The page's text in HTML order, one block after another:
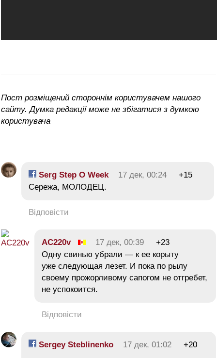
Пост розміщений стороннім користувачем нашого
сайту. Думка редакції може не збігатися з думкою
користувача
Serg Step O Week 17 дек, 00:24
+15
Сережа, МОЛОДЕЦ.
Відповісти
AC220v 17 дек, 00:39
+23
Одну свинью убрали — к ее корыту
уже следующая лезет. И пока по рылу
своему прожорливому сапогом не отгребет,
не успокоится.
Відповісти
Sergey Steblinenko 17 дек, 01:02 +20